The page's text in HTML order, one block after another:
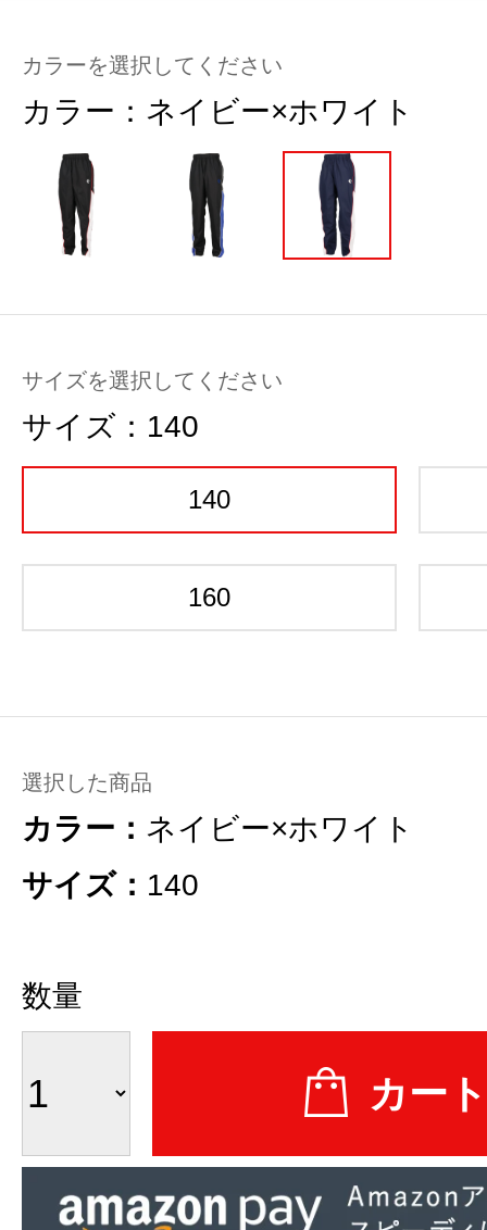
カラーを選択してください
カラー： ネイビー×ホワイト
サイズを選択してください
サイズ： 140
140
160
選択した商品
カラー： ネイビー×ホワイト
サイズ： 140
数量